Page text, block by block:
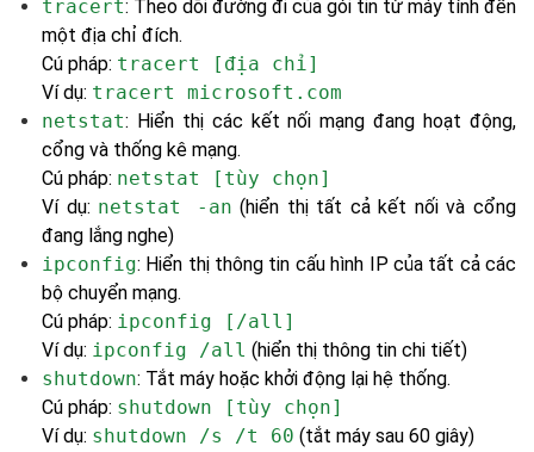
tracert: Theo dõi đường đi của gói tin từ máy tính đến
một địa chỉ đích.
Cú pháp: tracert [địa chỉ]
Ví dụ: tracert microsoft.com
netstat: Hiển thị các kết nối mạng đang hoạt động,
cổng và thống kê mạng.
Cú pháp: netstat [tùy chọn]
Ví dụ: netstat -an (hiển thị tất cả kết nối và cổng
đang lắng nghe)
ipconfig: Hiển thị thông tin cấu hình IP của tất cả các
bộ chuyển mạng.
Cú pháp: ipconfig [/all]
Ví dụ: ipconfig /all (hiển thị thông tin chi tiết)
shutdown: Tắt máy hoặc khởi động lại hệ thống.
Cú pháp: shutdown [tùy chọn]
Ví dụ: shutdown /s /t 60 (tắt máy sau 60 giây)